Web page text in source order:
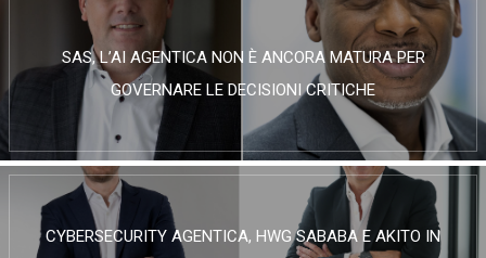
SAS, L’AI AGENTICA NON È ANCORA MATURA PER
GOVERNARE LE DECISIONI CRITICHE
CYBERSECURITY AGENTICA, HWG SABABA E AKITO IN